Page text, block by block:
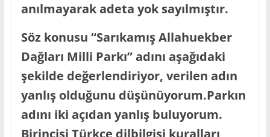
anılmayarak adeta yok sayılmıştır.
Söz konusu “Sarıkamış Allahuekber
Dağları Milli Parkı” adını aşağıdaki
şekilde değerlendiriyor, verilen adın
yanlış olduğunu düşünüyorum.Parkın
adını iki açıdan yanlış buluyorum.
Birincisi Türkçe dilbilgisi kuralları